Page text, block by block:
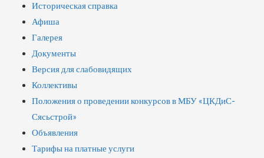
Историческая справка
Афиша
Галерея
Документы
Версия для слабовидящих
Коллективы
Положения о проведении конкурсов в МБУ «ЦКДиС-
Сясьстрой»
Объявления
Тарифы на платные услуги